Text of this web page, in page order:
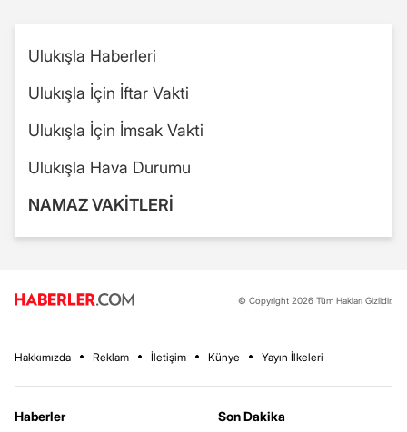
Ulukışla Haberleri
Ulukışla İçin İftar Vakti
Ulukışla İçin İmsak Vakti
Ulukışla Hava Durumu
NAMAZ VAKİTLERİ
© Copyright 2026 Tüm Hakları Gizlidir.
Hakkımızda Reklam İletişim Künye Yayın İlkeleri
Haberler
Son Dakika